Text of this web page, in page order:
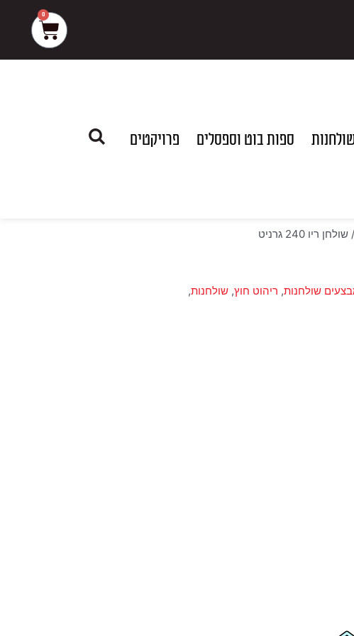
0
עגלת
קניות
ספות בוט וספסלים פרויקטים
/ שולחן ריו 240 גרניט
שולחנות, ריהוט חוץ, שולחנות,